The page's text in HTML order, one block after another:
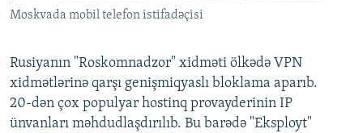
Moskvada mobil telefon istifadəçisi
Rusiyanın "Roskomnadzor" xidməti ölkədə VPN
xidmətlərinə qarşı genişmiqyaslı bloklama aparıb.
20-dən çox populyar hostinq provayderinin IP
ünvanları məhdudlaşdırılıb. Bu barədə "Eksployt"